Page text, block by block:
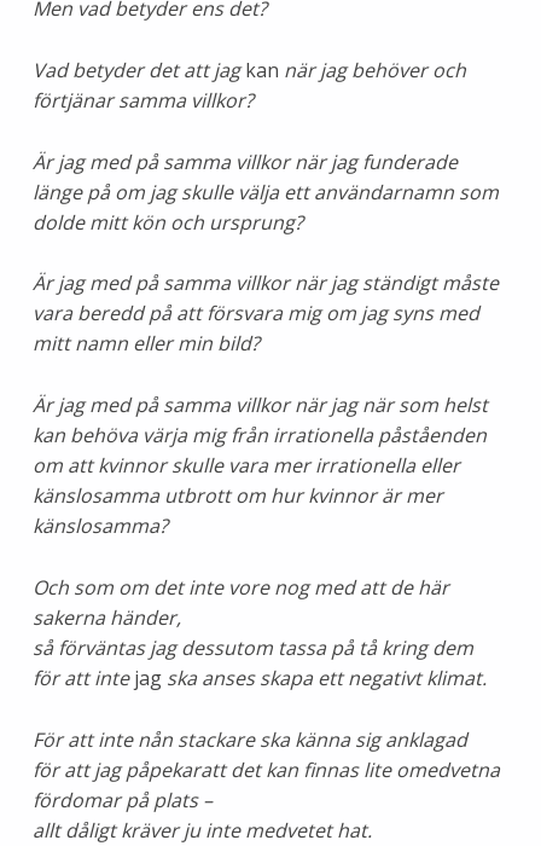
Men vad betyder ens det?
Vad betyder det att jagkan när jag behöver och
förtjänar samma villkor?
Är jag med på samma villkor när jag funderade
länge på om jag skulle välja ett användarnamn som
dolde mitt kön och ursprung?
Är jag med på samma villkor när jag ständigt måste
vara beredd på att försvara mig om jag syns med
mitt namn eller min bild?
Är jag med på samma villkor när jag när som helst
kan behöva värja mig från irrationella påståenden
om att kvinnor skulle vara mer irrationella eller
känslosamma utbrott om hur kvinnor är mer
känslosamma?
Och som om det inte vore nog med att de här
sakerna händer,
så förväntas jag dessutom tassa på tå kring dem
för att intejagska anses skapa ett negativt klimat.
För att inte nån stackare ska känna sig anklagad
för att jag påpekaratt det kan finnas lite omedvetna
fördomar på plats –
allt dåligt kräver ju inte medvetet hat.